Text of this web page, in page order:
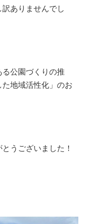
ありませんでし
公園づくりの推
地域活性化」のお
うございました！